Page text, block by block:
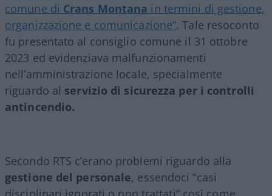
comune di Crans Montana in termini di gestione,
organizzazione e comunicazione“. Tale resoconto
fu presentato al consiglio comune il 31 ottobre
2023 ed evidenziava malfunzionamenti
nell’amministrazione locale, specialmente
riguardo al servizio di sicurezza per i controlli
antincendio.
Secondo RTS c’erano problemi riguardo alla
gestione del personale, essendoci “casi